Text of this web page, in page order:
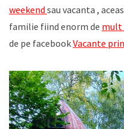
weekend sau vacanta ,
familie fiind enorm de mult
de pe facebookVacante